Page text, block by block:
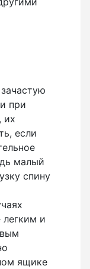
при
их
если
малый
спину
легким и
ящике